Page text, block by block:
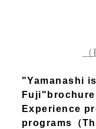
"Yamanashi
Fuji"brochure
Experience
programs（